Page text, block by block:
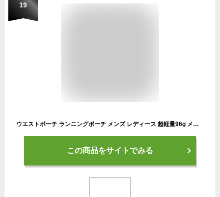
19
ウエストポーチ ランニングポーチ メンズ レディース 超軽量96g メッシュで蒸れない ペットボトル 熱中症対策 アウトドア 旅行 キャンプ 登山 ジョギング ランニング マラソン ゴルフ 釣り バイク 自転車 トラベル スマホ ウエストバッグ LAD WEATHER ラドウェザー
この商品をサイトでみる